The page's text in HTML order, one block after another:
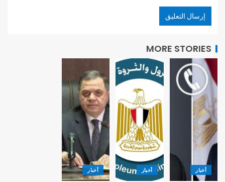
MORE STORIES
أخبار أخبار أخبار